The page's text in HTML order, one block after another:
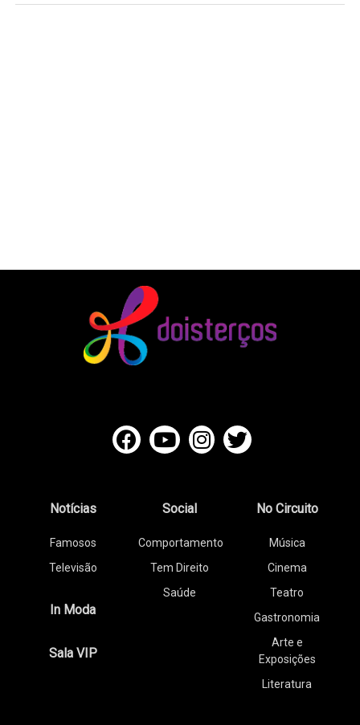
Notícias
Famosos
Televisão
In Moda
Sala VIP
Social
Comportamento
Tem Direito
Saúde
No Circuito
Música
Cinema
Teatro
Gastronomia
Arte e
Exposições
Literatura